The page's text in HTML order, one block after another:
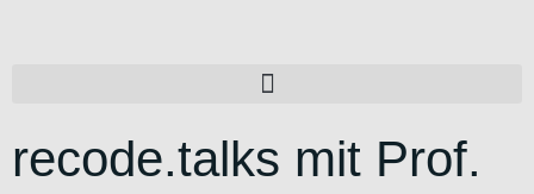
recode.talks mit Prof.